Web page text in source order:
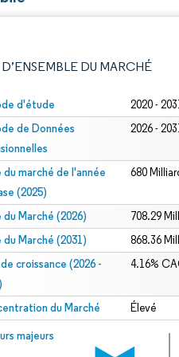
DU MARCHÉ
d'étude 2020 -
de Données
2026 -
du marché de l'année
(2025)
680
du Marché (2026) 708.29
du Marché (2031) 868.36
croissance (2026 -
4.16%
du Marché Élevé
majeurs
© Mordor Intelligence. La réutilisation
sous CC BY 4.0.